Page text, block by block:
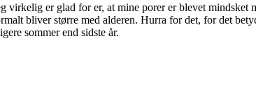
er glad for er, at mine porer er blevet mindsket
bliver større med alderen. Hurra for det, for det
sommer end sidste år.